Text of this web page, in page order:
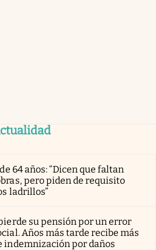
64 años: “Dicen que faltan
pero piden de requisito
ladrillos”
su pensión por un error
Años más tarde recibe más
indemnización por daños